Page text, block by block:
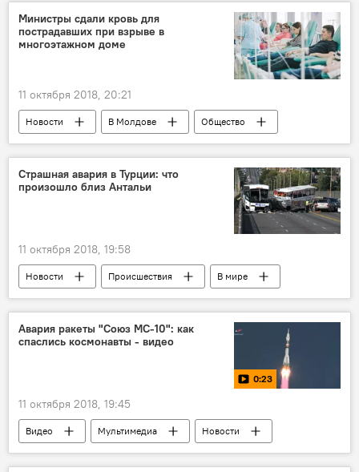
Мамаев
следствие
хулиганство
футболисты
Министры сдали кровь для
пострадавших при взрыве в
многоэтажном доме
11 октября 2018, 20:21
Новости В Молдове
Общество
Кишинев
Республика Молдова
сдача крови
Страшная авария в Турции: что
произошло близ Антальи
11 октября 2018, 19:58
Новости Происшествия
В мире
Турция
Анталья
авария
пострадавшие
Авария ракеты "Союз МС-10": как
спаслись космонавты - видео
0:23
11 октября 2018, 19:45
Видео Мультимедиа
Новости
Казахстан
Байконур
авария